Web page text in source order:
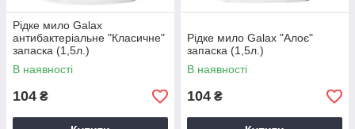
Рідке мило Galax
антибактеріальне "Класичне"
запаска (1,5л.)
В наявності
104 ₴
Рідке мило Galax "Алоє"
запаска (1,5л.)
В наявності
104 ₴